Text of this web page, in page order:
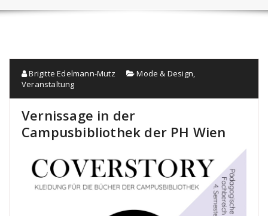
Brigitte Edelmann-Mutz Mode & Design,
Veranstaltung
Vernissage in der
Campusbibliothek der PH Wien